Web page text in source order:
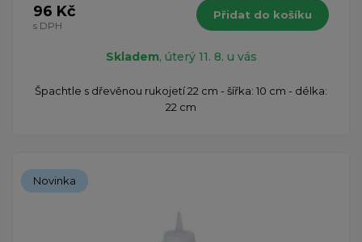
96 Kč
s DPH
Přidat do košíku
Skladem, úterý 11. 8. u vás
​Špachtle s dřevěnou rukojetí 22 cm - šířka: 10 cm - délka:
22 cm
Novinka